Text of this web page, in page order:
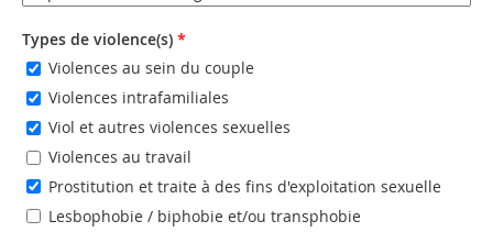
Types de violence(s) *
Violences au sein du couple
Violences intrafamiliales
Viol et autres violences sexuelles
Violences au travail
Prostitution et traite à des fins d'exploitation sexuelle
Lesbophobie / biphobie et/ou transphobie